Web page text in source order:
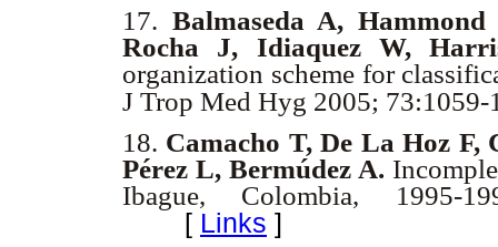
17. Balmaseda A,
Rocha J, Idiaquez W,
organization scheme for
J Trop Med Hyg 2005;
18. Camacho T, De La Hoz F,
Pérez L,Bermúdez A.
Ibague, Colombia, 1995-
[ Links ]